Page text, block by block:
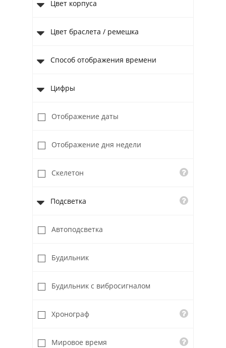
Цвет корпуса
Цвет браслета / ремешка
Способ отображения времени
Цифры
Отображение даты
Отображение дня недели
Скелетон
Подсветка
Автоподсветка
Будильник
Будильник с вибросигналом
Хронограф
Мировое время